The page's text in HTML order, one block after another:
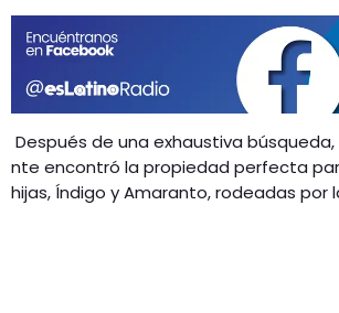
Después de una exhaustiva
nte encontró la propiedad perfecta
hijas, Índigo y Amaranto, rodeadas por